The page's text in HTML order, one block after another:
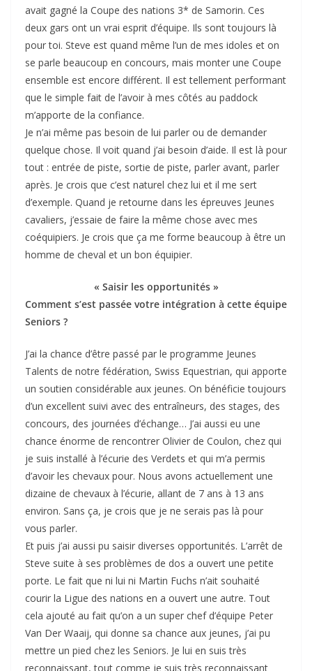
avait gagné la Coupe des nations 3* de Samorin. Ces
deux gars ont un vrai esprit d’équipe. Ils sont toujours là
pour toi. Steve est quand même l’un de mes idoles et on
se parle beaucoup en concours, mais monter une Coupe
ensemble est encore différent. Il est tellement performant
que le simple fait de l’avoir à mes côtés au paddock
m’apporte de la confiance.
Je n’ai même pas besoin de lui parler ou de demander
quelque chose. Il voit quand j’ai besoin d’aide. Il est là pour
tout : entrée de piste, sortie de piste, parler avant, parler
après. Je crois que c’est naturel chez lui et il me sert
d’exemple. Quand je retourne dans les épreuves Jeunes
cavaliers, j’essaie de faire la même chose avec mes
coéquipiers. Je crois que ça me forme beaucoup à être un
homme de cheval et un bon équipier.
« Saisir les opportunités »
Comment s’est passée votre intégration à cette équipe
Seniors ?
J’ai la chance d’être passé par le programme Jeunes
Talents de notre fédération, Swiss Equestrian, qui apporte
un soutien considérable aux jeunes. On bénéficie toujours
d’un excellent suivi avec des entraîneurs, des stages, des
concours, des journées d’échange… J’ai aussi eu une
chance énorme de rencontrer Olivier de Coulon, chez qui
je suis installé à l’écurie des Verdets et qui m’a permis
d’avoir les chevaux pour. Nous avons actuellement une
dizaine de chevaux à l’écurie, allant de 7 ans à 13 ans
environ. Sans ça, je crois que je ne serais pas là pour
vous parler.
Et puis j’ai aussi pu saisir diverses opportunités. L’arrêt de
Steve suite à ses problèmes de dos a ouvert une petite
porte. Le fait que ni lui ni Martin Fuchs n’ait souhaité
courir la Ligue des nations en a ouvert une autre. Tout
cela ajouté au fait qu’on a un super chef d’équipe Peter
Van Der Waaij, qui donne sa chance aux jeunes, j’ai pu
mettre un pied chez les Seniors. Je lui en suis très
reconnaissant, tout comme je suis très reconnaissant